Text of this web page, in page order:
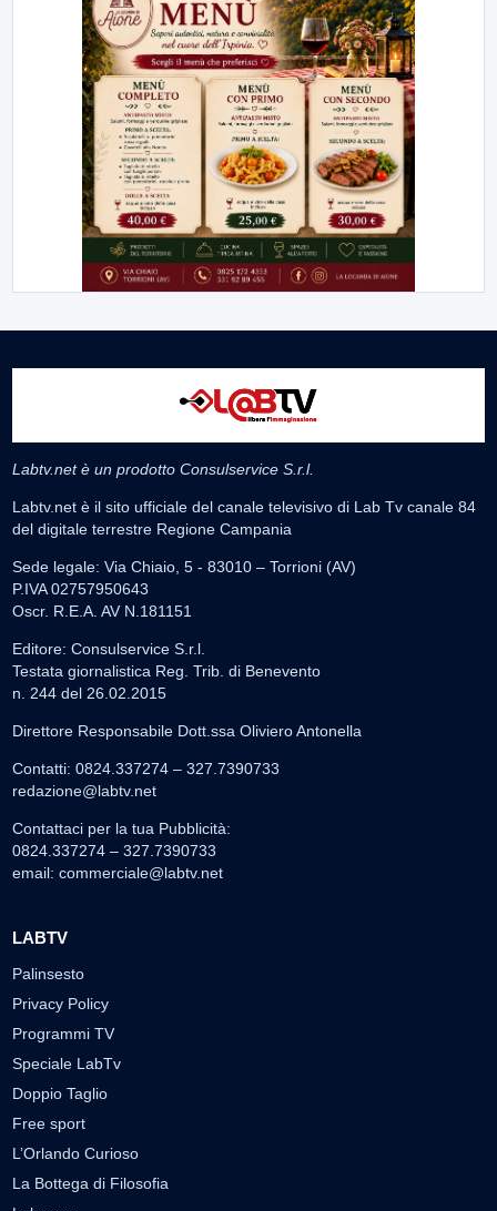
Labtv.net è un prodotto Consulservice S.r.l.
Labtv.net è il sito ufficiale del canale televisivo di Lab Tv canale 84
del digitale terrestre Regione Campania
Sede legale: Via Chiaio, 5 - 83010 – Torrioni (AV)
P.IVA 02757950643
Oscr. R.E.A. AV N.181151
Editore: Consulservice S.r.l.
Testata giornalistica Reg. Trib. di Benevento
n. 244 del 26.02.2015
Direttore Responsabile Dott.ssa Oliviero Antonella
Contatti: 0824.337274 – 327.7390733
redazione@labtv.net
Contattaci per la tua Pubblicità:
0824.337274 – 327.7390733
email: commerciale@labtv.net
LABTV
Palinsesto
Privacy Policy
Programmi TV
Speciale LabTv
Doppio Taglio
Free sport
L’Orlando Curioso
La Bottega di Filosofia